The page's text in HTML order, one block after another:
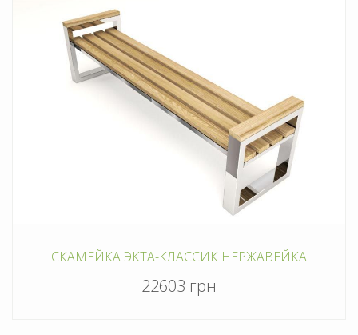
CКАМЕЙКА ЭКТА-КЛАССИК НЕРЖАВЕЙКА
22603 грн